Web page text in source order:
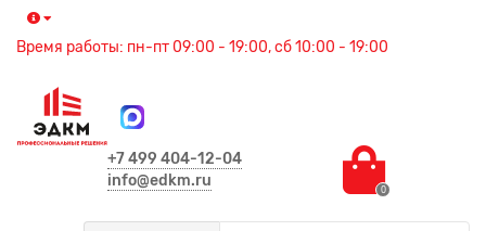
Время работы: пн-пт 09:00 - 19:00, сб 10:00 - 19:00
+7 499 404-12-04
info@edkm.ru
0